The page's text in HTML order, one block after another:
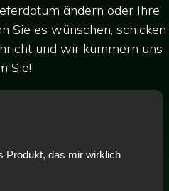
ändern oder Ihre
Sie es wünschen, schicken
und wir kümmern uns
Sie!
Produkt, das mir wirklich